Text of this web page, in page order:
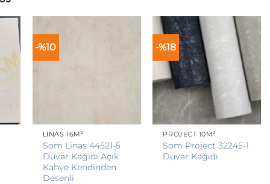
-%10
LINAS 16M²
Som Linas 44521-5
Duvar Kağıdı Açık
Kahve Kendinden
Desenli
-%18
PROJECT 10M²
Som Project 32245-1
Duvar Kağıdı